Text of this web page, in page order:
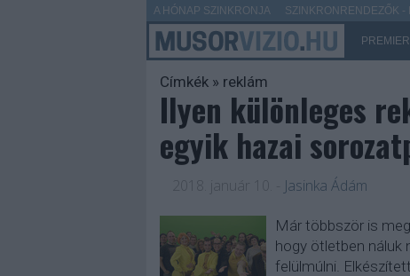
A HÓNAP SZINKRONJA SZINKRONRENDEZŐK -
Címkék» reklám
Ilyen különleges
egyik hazai
2018. január 10. Jasinka Ádám
Már többször is
hogy ötletben náluk
felülmúlni.